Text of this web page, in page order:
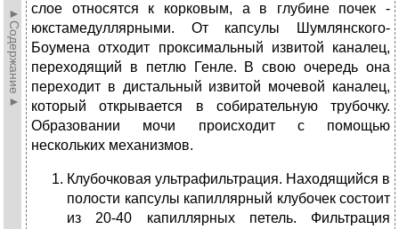
►Содержание►
слое относятся к корковым, а в глубине почек -
юкстамедуллярными. От капсулы Шумлянского-
Боумена отходит проксимальный извитой каналец,
переходящий в петлю Генле. В свою очередь она
переходит в дистальный извитой мочевой каналец,
который открывается в собирательную трубочку.
Образовании мочи происходит с помощью
нескольких механизмов.
Клубочковая ультрафильтрация. Находящийся в
полости капсулы капиллярный клубочек состоит
из 20-40 капиллярных петель. Фильтрация